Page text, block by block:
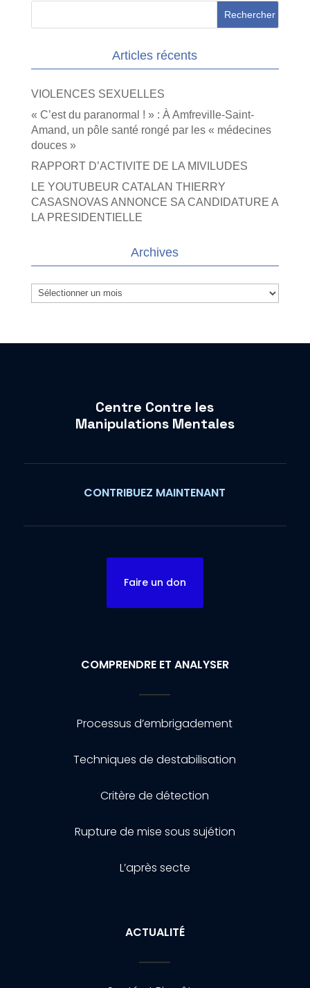
Articles récents
VIOLENCES SEXUELLES
« C’est du paranormal ! » : À Amfreville-Saint-
Amand, un pôle santé rongé par les « médecines
douces »
RAPPORT D’ACTIVITE DE LA MIVILUDES
LE YOUTUBEUR CATALAN THIERRY
CASASNOVAS ANNONCE SA CANDIDATURE A
LA PRESIDENTIELLE
Archives
Archives
Centre Contre les
Manipulations Mentales
CONTRIBUEZ MAINTENANT
Faire un don
COMPRENDRE ET ANALYSER
Processus d’embrigadement
Techniques de destabilisation
Critère de détection
Rupture de mise sous sujétion
L’après secte
ACTUALITÉ